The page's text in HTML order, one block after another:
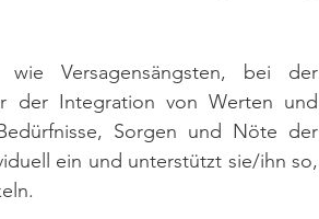
wie Versagensängsten, bei der
der Integration von Werten und
Sorgen und Nöte der
ein und unterstützt sie/ihn so,